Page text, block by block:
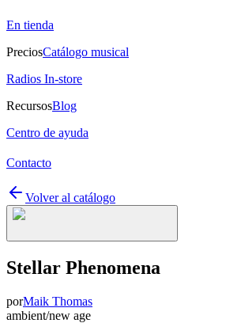
En tienda
PreciosCatálogo musical
Radios In-store
RecursosBlog
Centro de ayuda
Contacto
Volver al catálogo
Stellar Phenomena
porMaik Thomas
ambient/new age